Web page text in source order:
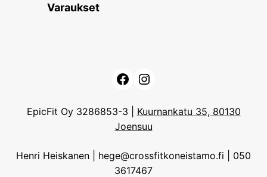
Varaukset
Facebook
Instagram
EpicFit Oy 3286853-3 | Kuurnankatu 35, 80130
Joensuu
Henri Heiskanen | hege@crossfitkoneistamo.fi | 050
3617467